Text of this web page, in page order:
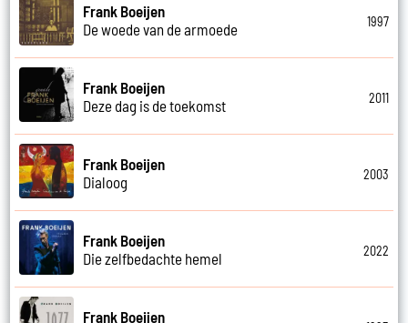
Frank Boeijen
De woede van de armoede
1997
Frank Boeijen
Deze dag is de toekomst
2011
Frank Boeijen
Dialoog
2003
Frank Boeijen
Die zelfbedachte hemel
2022
Frank Boeijen